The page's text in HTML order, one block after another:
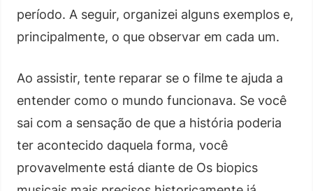
período. A seguir, organizei alguns exemplos e,
principalmente, o que observar em cada um.
Ao assistir, tente reparar se o filme te ajuda a
entender como o mundo funcionava. Se você
sai com a sensação de que a história poderia
ter acontecido daquela forma, você
provavelmente está diante de Os biopics